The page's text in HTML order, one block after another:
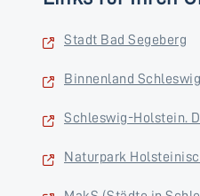
Stadt Bad Segeberg
Binnenland
Schleswig-Holstein.
Naturpark